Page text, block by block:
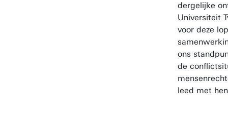
dergelijke
Universiteit
voor deze
ons
de
leed met